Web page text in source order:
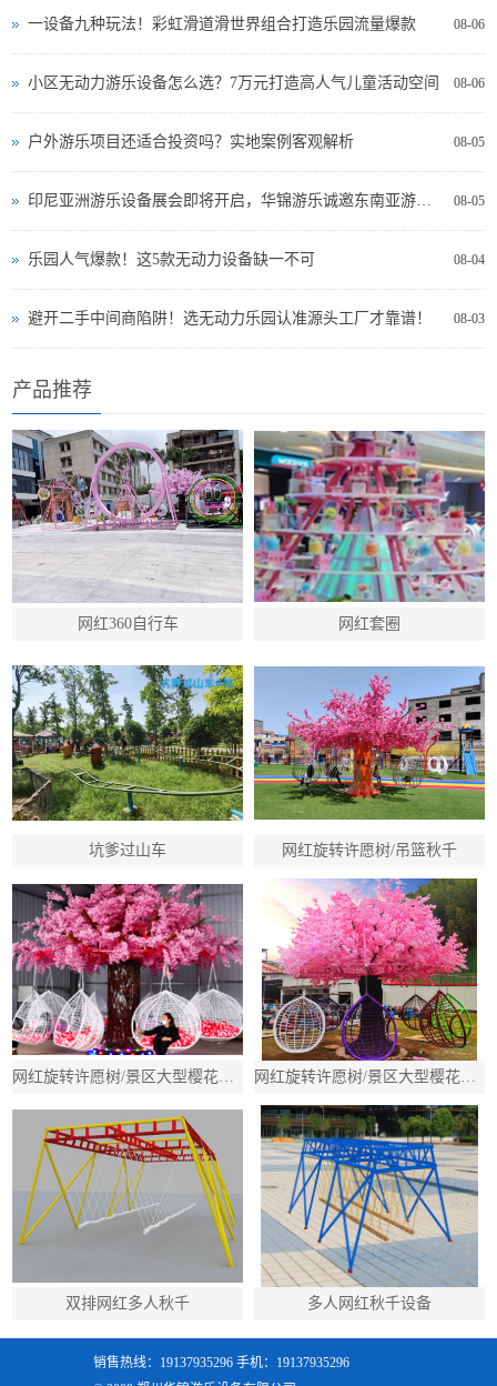
08-06
一设备九种玩法！彩虹滑道滑世界组合打造乐园流量爆款
08-06
小区无动力游乐设备怎么选？7万元打造高人气儿童活动空间
08-05
户外游乐项目还适合投资吗？实地案例客观解析
08-05
印尼亚洲游乐设备展会即将开启，华锦游乐诚邀东南亚游乐投资者现场交流
08-04
乐园人气爆款！这5款无动力设备缺一不可
08-03
避开二手中间商陷阱！选无动力乐园认准源头工厂才靠谱！
产品推荐
网红360自行车 网红套圈
坑爹过山车 网红旋转许愿树/吊篮秋千
网红旋转许愿树/景区大型樱花树秋千/吊篮多人旋转秋千 网红旋转许愿树/景区大型樱花树秋千/吊篮多人旋转秋千
双排网红多人秋千 多人网红秋千设备
销售热线：19137935296 手机：19137935296